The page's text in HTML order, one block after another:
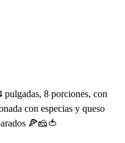
pulgadas, 8 porciones, con
con especias y queso
🍕🧀🍅